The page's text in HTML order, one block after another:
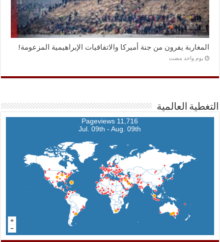
المغاربة يفرون من جنة أميركا والاتفاقيات الإبراهيمية المزعومة!
‏يوم واحد مضت
التغطية العالمية
11,716 Pageviews
Jul. 09th - Aug. 09th